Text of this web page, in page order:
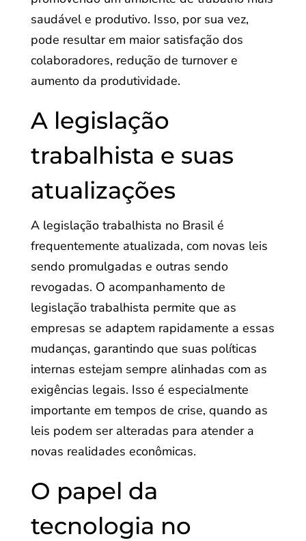
saudável e produtivo. Isso, por sua vez,
pode resultar em maior satisfação dos
colaboradores, redução de turnover e
aumento da produtividade.
A legislação
trabalhista e suas
atualizações
A legislação trabalhista no Brasil é
frequentemente atualizada, com novas leis
sendo promulgadas e outras sendo
revogadas. O acompanhamento de
legislação trabalhista permite que as
empresas se adaptem rapidamente a essas
mudanças, garantindo que suas políticas
internas estejam sempre alinhadas com as
exigências legais. Isso é especialmente
importante em tempos de crise, quando as
leis podem ser alteradas para atender a
novas realidades econômicas.
O papel da
tecnologia no